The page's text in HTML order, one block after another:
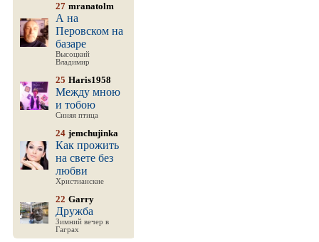
27 mranatolm
А на
Перовском на
базаре
Высоцкий
Владимир
25 Haris1958
Между мною
и тобою
Синяя птица
24 jemchujinka
Как прожить
на свете без
любви
Христианские
22 Garry
Дружба
Зимний вечер в
Гаграх